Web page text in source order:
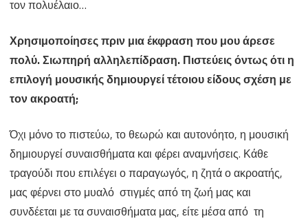
τον πολυέλαιο…
Χρησιμοποίησες πριν μια έκφραση που μου άρεσε
πολύ. Σιωπηρή αλληλεπίδραση. Πιστεύεις όντως ότι η
επιλογή μουσικής δημιουργεί τέτοιου είδους σχέση με
τον ακροατή;
Όχι μόνο το πιστεύω, το θεωρώ και αυτονόητο, η μουσική
δημιουργεί συναισθήματα και φέρει αναμνήσεις. Κάθε
τραγούδι που επιλέγει ο παραγωγός, η ζητά ο ακροατής,
μας φέρνει στο μυαλό στιγμές από τη ζωή μας και
συνδέεται με τα συναισθήματα μας, είτε μέσα από τη